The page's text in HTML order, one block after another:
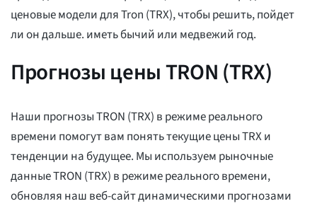
ценовые модели для Tron (TRX), чтобы решить, пойдет
ли он дальше. иметь бычий или медвежий год.
Прогнозы цены TRON (TRX)
Наши прогнозы TRON (TRX) в режиме реального
времени помогут вам понять текущие цены TRX и
тенденции на будущее. Мы используем рыночные
данные TRON (TRX) в режиме реального времени,
обновляя наш веб-сайт динамическими прогнозами